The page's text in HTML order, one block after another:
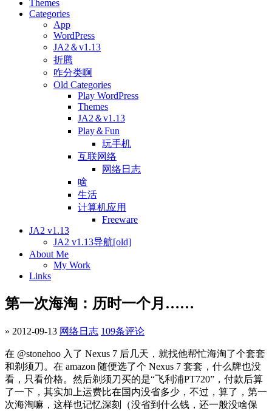
Themes
Categories
App
WordPress
JA2＆v1.13
折腾
咋分类啊
Old Categories
Play WordPress
Themes
JA2＆v1.13
Play＆Fun
玩手机
互联网络
网络日志
啥
生活
计算机应用
Freeware
JA2 v1.13
JA2 v1.13导航[old]
About Me
My Work
Links
第一次海淘：历时一个月……
» 2012-09-13 网络日志 109条评论
在 @stonehoo 入了 Nexus 7 后几天，就找他帮忙海淘了个套套
和剃须刀。在 amazon 随便选了个 Nexus 7 套套，什么牌也没
看，只看价格。然后剃须刀买的是“飞利浦PT720”，付款后算
了一下，其实加上运费比在国内没省多少，不过，算了，第一
次海淘嘛，这样也记忆深刻（没省到什么钱，还一般没啥保